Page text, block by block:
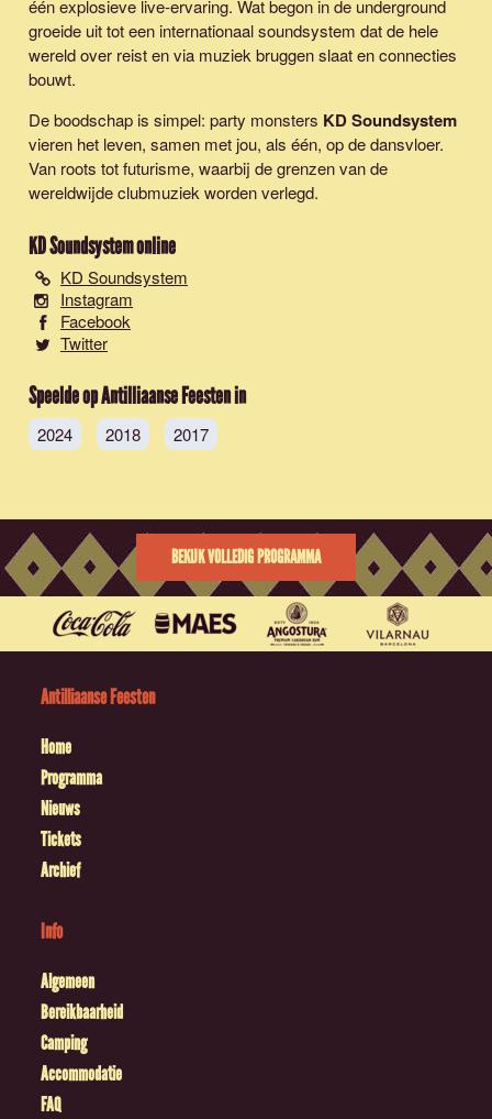
één explosieve live-ervaring. Wat begon in de underground
groeide uit tot een internationaal soundsystem dat de hele
wereld over reist en via muziek bruggen slaat en connecties
bouwt.
De boodschap is simpel: party monsters KD Soundsystem
vieren het leven, samen met jou, als één, op de dansvloer.
Van roots tot futurisme, waarbij de grenzen van de
wereldwijde clubmuziek worden verlegd.
KD Soundsystemonline
KD Soundsystem
Instagram
Facebook
Twitter
Speelde op Antilliaanse Feesten in
2024 2018 2017
BEKIJK VOLLEDIG PROGRAMMA
Antilliaanse Feesten
Home
Programma
Nieuws
Tickets
Archief
Info
Algemeen
Bereikbaarheid
Camping
Accommodatie
FAQ